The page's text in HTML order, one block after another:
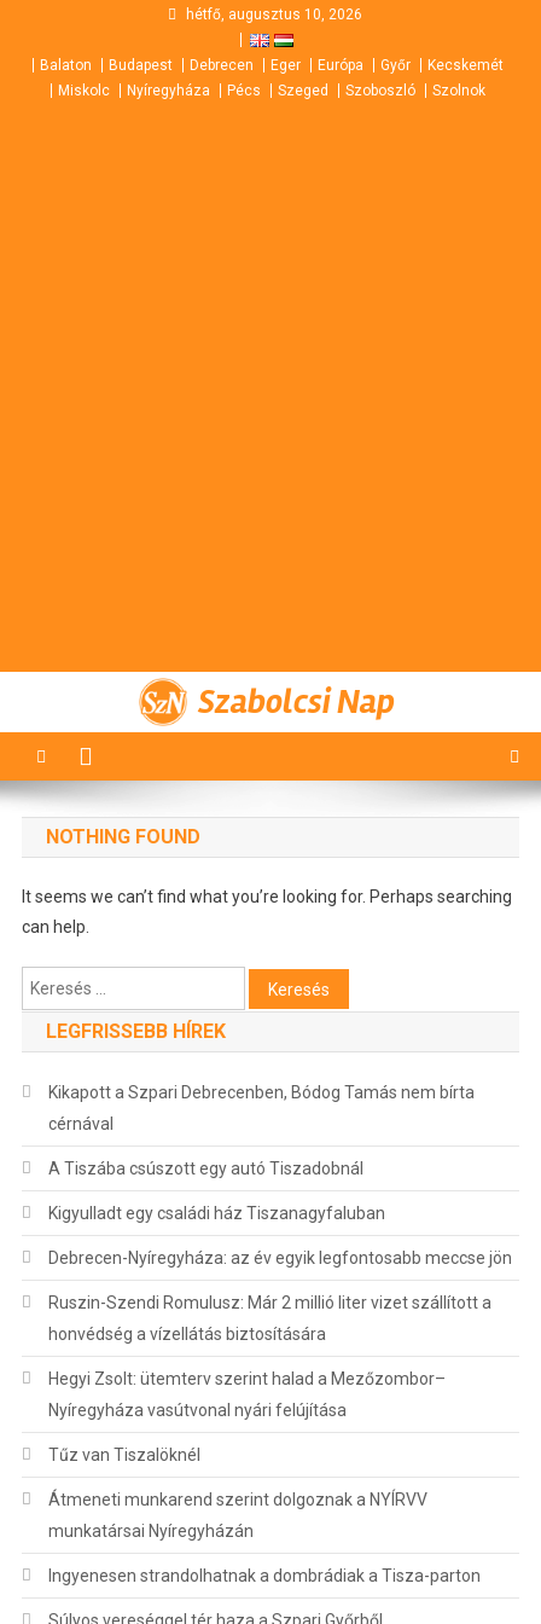
content
hétfő, augusztus 10, 2026
Balaton Budapest Debrecen Eger Európa Győr
Kecskemét
Miskolc
Nyíregyháza Pécs Szeged Szoboszló Szolnok
Szabolcsi Nap
NOTHING FOUND
It seems we can’t find what you’re looking for. Perhaps searching
can help.
Keresés:
LEGFRISSEBB HÍREK
Kikapott a Szpari Debrecenben, Bódog Tamás nem bírta
cérnával
A Tiszába csúszott egy autó Tiszadobnál
Kigyulladt egy családi ház Tiszanagyfaluban
Debrecen-Nyíregyháza: az év egyik legfontosabb meccse jön
Ruszin-Szendi Romulusz: Már 2 millió liter vizet szállított a
honvédség a vízellátás biztosítására
Hegyi Zsolt: ütemterv szerint halad a Mezőzombor–
Nyíregyháza vasútvonal nyári felújítása
Tűz van Tiszalöknél
Átmeneti munkarend szerint dolgoznak a NYÍRVV
munkatársai Nyíregyházán
Ingyenesen strandolhatnak a dombrádiak a Tisza-parton